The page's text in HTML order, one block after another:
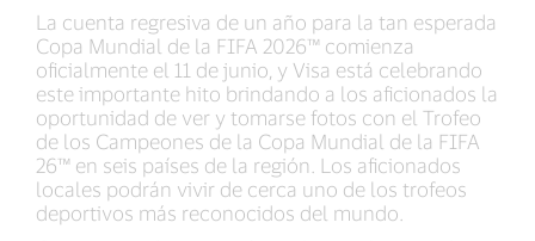
La cuenta regresiva de un año para la tan esperada
Copa Mundial de la FIFA 2026™ comienza
oficialmente el 11 de junio, y Visa está celebrando
este importante hito brindando a los aficionados la
oportunidad de ver y tomarse fotos con el Trofeo
de los Campeones de la Copa Mundial de la FIFA
26™ en seis países de la región. Los aficionados
locales podrán vivir de cerca uno de los trofeos
deportivos más reconocidos del mundo.